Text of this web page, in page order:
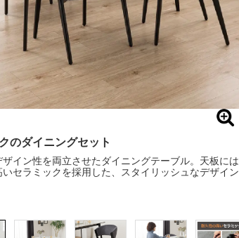
のダイニングセット
イン性を両立させたダイニングテーブル。天板には
セラミックを採用した、スタイリッシュなデザイン